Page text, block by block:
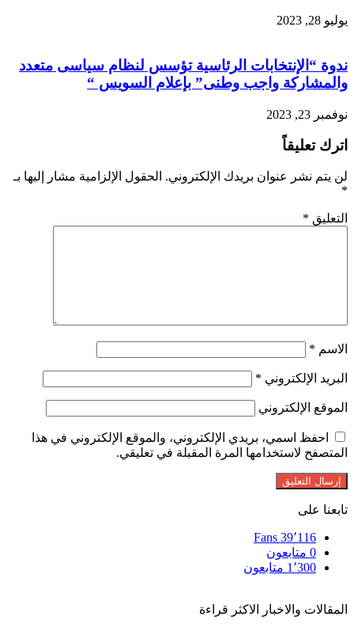
يوليو 28, 2023
ندوة “الإنتخابات الرئاسية تؤسس لنظام سياسى متعدد
والمشاركة واجب وطنى” بإعلام السويس “
نوفمبر 23, 2023
اترك تعليقاً
لن يتم نشر عنوان بريدك الإلكتروني. الحقول الإلزامية مشار إليها بـ
*
التعليق *
الاسم *
البريد الإلكتروني *
الموقع الإلكتروني
احفظ اسمي، بريدي الإلكتروني، والموقع الإلكتروني في هذا
المتصفح لاستخدامها المرة المقبلة في تعليقي.
تابعنا على
39٬116 Fans
0 متابعون
1٬300 متابعون
المقالات والاخبار الاكثر قراءة